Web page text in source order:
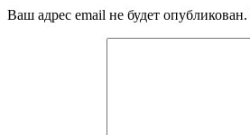
Ваш адрес email не будет опубликован.